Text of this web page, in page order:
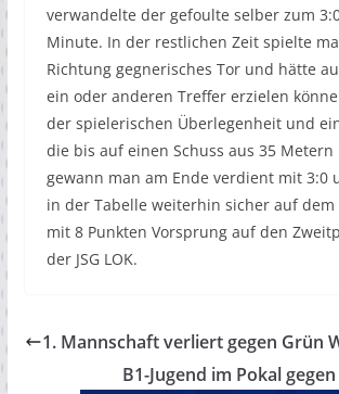
verwandelte der gefoulte selber zum
Minute. In der restlichen Zeit spielte
Richtung gegnerisches Tor und hätte
ein oder anderen Treffer erzielen
der spielerischen Überlegenheit und
die bis auf einen Schuss aus 35
gewann man am Ende verdient mit 3:0
in der Tabelle weiterhin sicher auf dem
mit 8 Punkten Vorsprung auf den
der JSG LOK.
1. Mannschaft verliert gegen Grün
B1-Jugend im Pokal